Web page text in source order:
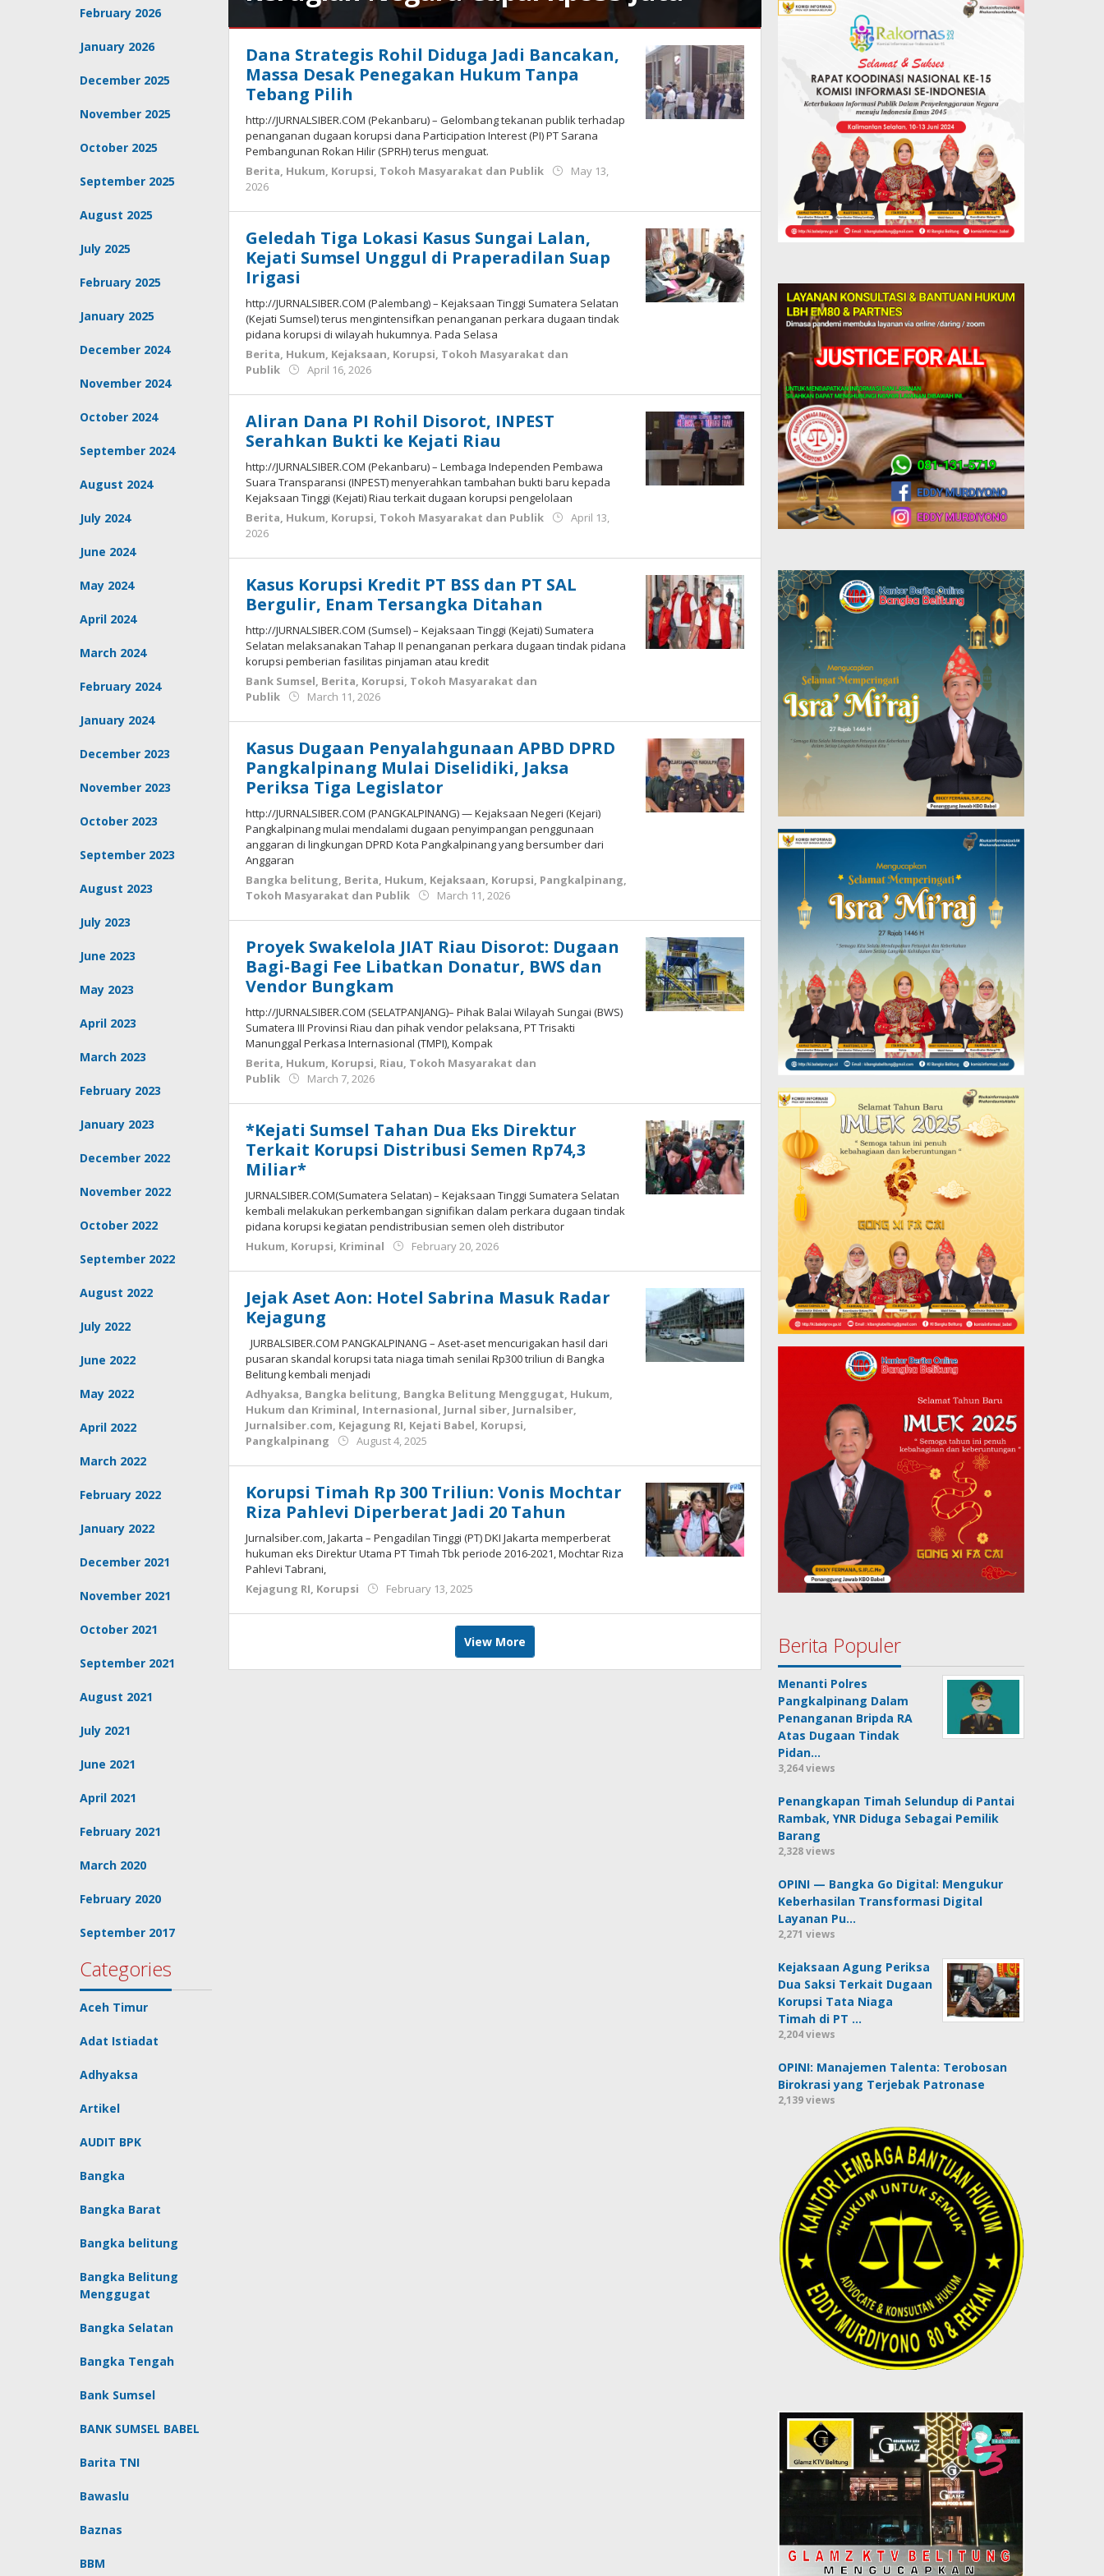
February 2026
January 2026
December 2025
November 2025
October 2025
September 2025
August 2025
July 2025
February 2025
January 2025
December 2024
November 2024
October 2024
September 2024
August 2024
July 2024
June 2024
May 2024
April 2024
March 2024
February 2024
January 2024
December 2023
November 2023
October 2023
September 2023
August 2023
July 2023
June 2023
May 2023
April 2023
March 2023
February 2023
January 2023
December 2022
November 2022
October 2022
September 2022
August 2022
July 2022
June 2022
May 2022
April 2022
March 2022
February 2022
January 2022
December 2021
November 2021
October 2021
September 2021
August 2021
July 2021
June 2021
April 2021
February 2021
March 2020
February 2020
September 2017
Categories
Aceh Timur
Adat Istiadat
Adhyaksa
Artikel
AUDIT BPK
Bangka
Bangka Barat
Bangka belitung
Bangka Belitung
Menggugat
Bangka Selatan
Bangka Tengah
Bank Sumsel
BANK SUMSEL BABEL
Barita TNI
Bawaslu
Baznas
BBM
Barat,
Bangka
belitung,
Berita,
Hukum,
Kejaksaan,
Korupsi,
Masyarakat
dan
Publik
June
2026
Budiyanto
Dana Strategis Rohil Diduga Jadi Bancakan,
Massa Desak Penegakan Hukum Tanpa
Tebang Pilih
http://JURNALSIBER.COM (Pekanbaru) – Gelombang tekanan publik terhadap
penanganan dugaan korupsi dana Participation Interest (PI) PT Sarana
Pembangunan Rokan Hilir (SPRH) terus menguat.
Berita, Hukum, Korupsi, Tokoh Masyarakat dan Publik
May 13,
2026
Geledah Tiga Lokasi Kasus Sungai Lalan,
Kejati Sumsel Unggul di Praperadilan Suap
Irigasi
http://JURNALSIBER.COM (Palembang) – Kejaksaan Tinggi Sumatera Selatan
(Kejati Sumsel) terus mengintensifkan penanganan perkara dugaan tindak
pidana korupsi di wilayah hukumnya. Pada Selasa
Berita, Hukum, Kejaksaan, Korupsi, Tokoh Masyarakat dan
Publik
April 16, 2026
Aliran Dana PI Rohil Disorot, INPEST
Serahkan Bukti ke Kejati Riau
http://JURNALSIBER.COM (Pekanbaru) – Lembaga Independen Pembawa
Suara Transparansi (INPEST) menyerahkan tambahan bukti baru kepada
Kejaksaan Tinggi (Kejati) Riau terkait dugaan korupsi pengelolaan
Berita, Hukum, Korupsi, Tokoh Masyarakat dan Publik
April 13,
2026
Kasus Korupsi Kredit PT BSS dan PT SAL
Bergulir, Enam Tersangka Ditahan
http://JURNALSIBER.COM (Sumsel) – Kejaksaan Tinggi (Kejati) Sumatera
Selatan melaksanakan Tahap II penanganan perkara dugaan tindak pidana
korupsi pemberian fasilitas pinjaman atau kredit
Bank Sumsel, Berita, Korupsi, Tokoh Masyarakat dan
Publik
March 11, 2026
Kasus Dugaan Penyalahgunaan APBD DPRD
Pangkalpinang Mulai Diselidiki, Jaksa
Periksa Tiga Legislator
http://JURNALSIBER.COM (PANGKALPINANG) — Kejaksaan Negeri (Kejari)
Pangkalpinang mulai mendalami dugaan penyimpangan penggunaan
anggaran di lingkungan DPRD Kota Pangkalpinang yang bersumber dari
Anggaran
Bangka belitung, Berita, Hukum, Kejaksaan, Korupsi, Pangkalpinang,
Tokoh Masyarakat dan Publik
March 11, 2026
Proyek Swakelola JIAT Riau Disorot: Dugaan
Bagi-Bagi Fee Libatkan Donatur, BWS dan
Vendor Bungkam
http://JURNALSIBER.COM (SELATPANJANG)– Pihak Balai Wilayah Sungai (BWS)
Sumatera III Provinsi Riau dan pihak vendor pelaksana, PT Trisakti
Manunggal Perkasa Internasional (TMPI), Kompak
Berita, Hukum, Korupsi, Riau, Tokoh Masyarakat dan
Publik
March 7, 2026
*Kejati Sumsel Tahan Dua Eks Direktur
Terkait Korupsi Distribusi Semen Rp74,3
Miliar*
JURNALSIBER.COM(Sumatera Selatan) – Kejaksaan Tinggi Sumatera Selatan
kembali melakukan perkembangan signifikan dalam perkara dugaan tindak
pidana korupsi kegiatan pendistribusian semen oleh distributor
Hukum, Korupsi, Kriminal February 20, 2026
Jejak Aset Aon: Hotel Sabrina Masuk Radar
Kejagung
JURBALSIBER.COM PANGKALPINANG – Aset-aset mencurigakan hasil dari
pusaran skandal korupsi tata niaga timah senilai Rp300 triliun di Bangka
Belitung kembali menjadi
Adhyaksa, Bangka belitung, Bangka Belitung Menggugat, Hukum,
Hukum dan Kriminal, Internasional, Jurnal siber, Jurnalsiber,
Jurnalsiber.com, Kejagung RI, Kejati Babel, Korupsi,
Pangkalpinang
August 4, 2025
herwindo
Korupsi Timah Rp 300 Triliun: Vonis Mochtar
Riza Pahlevi Diperberat Jadi 20 Tahun
Jurnalsiber.com, Jakarta – Pengadilan Tinggi (PT) DKI Jakarta memperberat
hukuman eks Direktur Utama PT Timah Tbk periode 2016-2021, Mochtar Riza
Pahlevi Tabrani,
Kejagung RI, Korupsi February 13, 2025
View More Berita Populer
Menanti Polres
Pangkalpinang Dalam
Penanganan Bripda RA
Atas Dugaan Tindak
Pidan…
3,264 views
Penangkapan Timah Selundup di Pantai
Rambak, YNR Diduga Sebagai Pemilik
Barang
2,328 views
OPINI — Bangka Go Digital: Mengukur
Keberhasilan Transformasi Digital
Layanan Pu…
2,271 views
Kejaksaan Agung Periksa
Dua Saksi Terkait Dugaan
Korupsi Tata Niaga
Timah di PT …
2,204 views
OPINI: Manajemen Talenta: Terobosan
Birokrasi yang Terjebak Patronase
2,139 views